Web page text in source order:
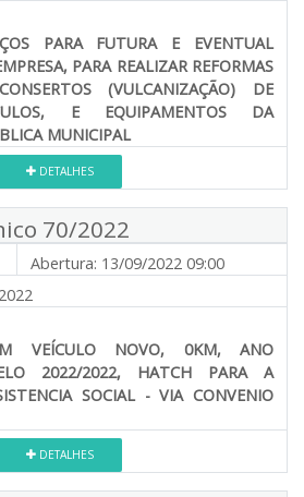
PARA FUTURA E EVENTUAL
PARA REALIZAR REFORMAS
(VULCANIZAÇÃO) DE
E EQUIPAMENTOS DA
MUNICIPAL
DETALHES
70/2022
Abertura: 13/09/2022 09:00
VEÍCULO NOVO, 0KM, ANO
2022/2022, HATCH PARA A
SOCIAL - VIA CONVENIO
DETALHES